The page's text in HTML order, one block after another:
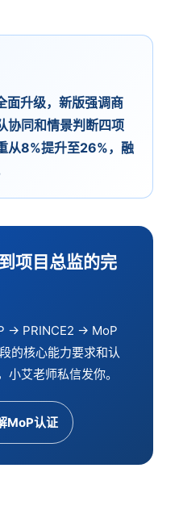
升级，新版强调商
协同和情景判断四项
从8%提升至26%，融
项目总监的完
→ PRINCE2 → MoP
的核心能力要求和认
艾老师私信发你。
MoP认证